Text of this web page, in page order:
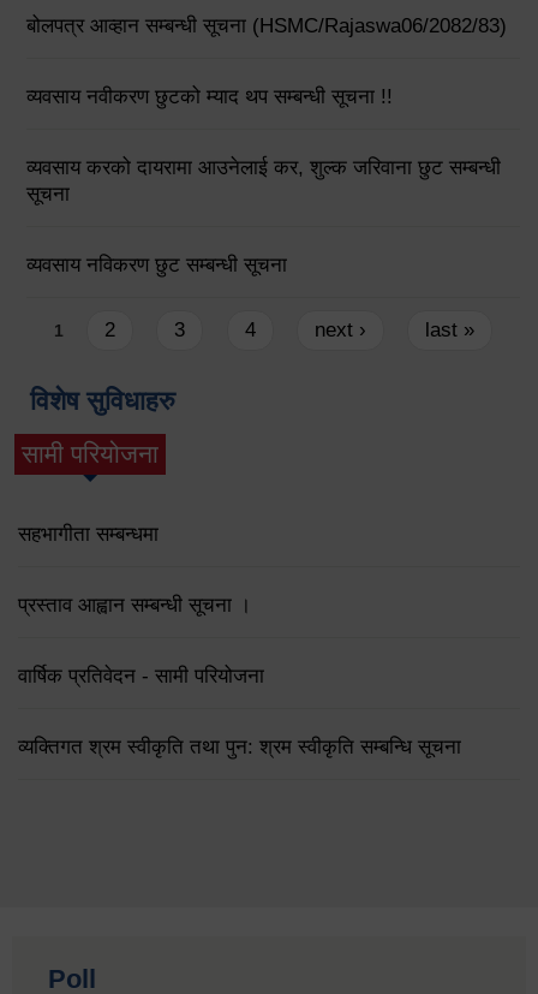
बोलपत्र आव्हान सम्बन्धी सूचना (HSMC/Rajaswa06/2082/83)
व्यवसाय नवीकरण छुटको म्याद थप सम्बन्धी सूचना !!
व्यवसाय करको दायरामा आउनेलाई कर, शुल्क जरिवाना छुट सम्बन्धी
सूचना
व्यवसाय नविकरण छुट सम्बन्धी सूचना
Pages
1 2 3 4 next › last »
विशेष सुविधाहरु
सामी परियोजना
(active tab)
सहभागीता सम्बन्धमा
प्रस्ताव आह्वान सम्बन्धी सूचना ।
वार्षिक प्रतिवेदन - सामी परियोजना
व्यक्तिगत श्रम स्वीकृति तथा पुन: श्रम स्वीकृति सम्बन्धि सूचना
Poll